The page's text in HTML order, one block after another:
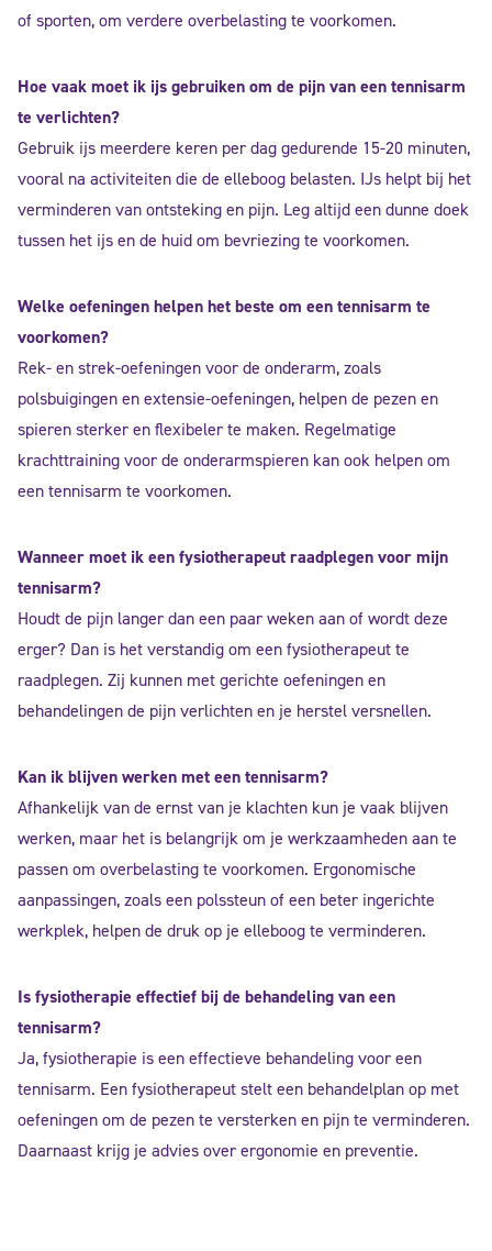
of sporten, om verdere overbelasting te voorkomen.
Hoe vaak moet ik ijs gebruiken om de pijn van een tennisarm
te verlichten?
Gebruik ijs meerdere keren per dag gedurende 15-20 minuten,
vooral na activiteiten die de elleboog belasten. IJs helpt bij het
verminderen van ontsteking en pijn. Leg altijd een dunne doek
tussen het ijs en de huid om bevriezing te voorkomen.
Welke oefeningen helpen het beste om een tennisarm te
voorkomen?
Rek- en strek-oefeningen voor de onderarm, zoals
polsbuigingen en extensie-oefeningen, helpen de pezen en
spieren sterker en flexibeler te maken. Regelmatige
krachttraining voor de onderarmspieren kan ook helpen om
een tennisarm te voorkomen.
Wanneer moet ik een fysiotherapeut raadplegen voor mijn
tennisarm?
Houdt de pijn langer dan een paar weken aan of wordt deze
erger? Dan is het verstandig om een fysiotherapeut te
raadplegen. Zij kunnen met gerichte oefeningen en
behandelingen de pijn verlichten en je herstel versnellen.
Kan ik blijven werken met een tennisarm?
Afhankelijk van de ernst van je klachten kun je vaak blijven
werken, maar het is belangrijk om je werkzaamheden aan te
passen om overbelasting te voorkomen. Ergonomische
aanpassingen, zoals een polssteun of een beter ingerichte
werkplek, helpen de druk op je elleboog te verminderen.
Is fysiotherapie effectief bij de behandeling van een
tennisarm?
Ja, fysiotherapie is een effectieve behandeling voor een
tennisarm. Een fysiotherapeut stelt een behandelplan op met
oefeningen om de pezen te versterken en pijn te verminderen.
Daarnaast krijg je advies over ergonomie en preventie.